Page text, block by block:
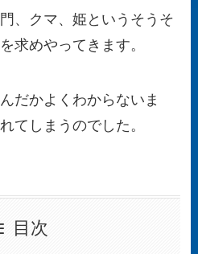
、クマ、姫というそうそ
求めやってきます。
だかよくわからないま
てしまうのでした。
目次